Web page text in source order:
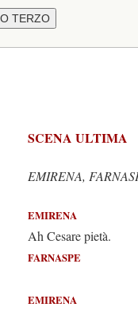
SCENA ULTIMA
EMIRENA,
EMIRENA
Ah Cesare pietà.
FARNASPE
Pietà
EMIRENA